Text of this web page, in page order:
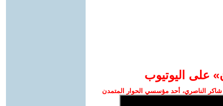
على اليوتيوب
الناصري، أحد مؤسسي الحوار المتمدن